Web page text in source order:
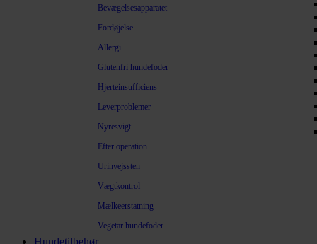
Bevægelsesapparatet
Fordøjelse
Allergi
Glutenfri hundefoder
Hjerteinsufficiens
Leverproblemer
Nyresvigt
Efter operation
Urinvejssten
Vægtkontrol
Mælkeerstatning
Vegetar hundefoder
Hundetilbehør